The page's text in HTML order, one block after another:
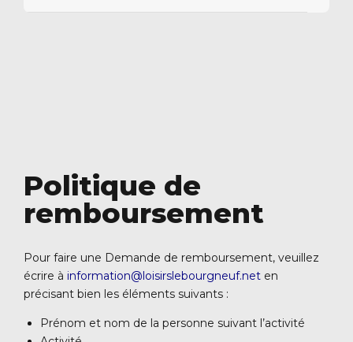
Politique de
remboursement
Pour faire une Demande de remboursement, veuillez
écrire à information@loisirslebourgneuf.net en
précisant bien les éléments suivants :
Prénom et nom de la personne suivant l’activité